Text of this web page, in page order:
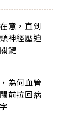
意，直到
神經壓迫
鍵
為何血管
前拉回病